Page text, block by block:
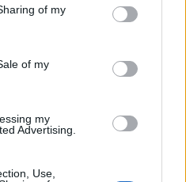
of my
of my
my
Advertising.
Use,
ενεργοποίηση της
2026
στις αγορές
στην Ευρώπη